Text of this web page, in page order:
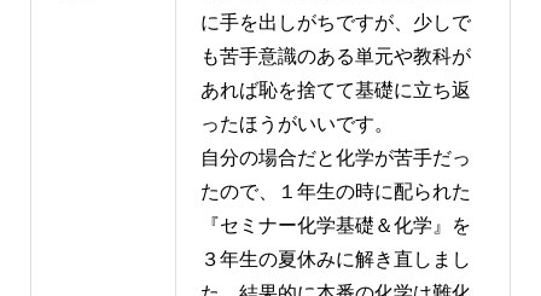
に手を出しがちですが、少しで
も苦手意識のある単元や教科が
あれば恥を捨てて基礎に立ち返
ったほうがいいです。
自分の場合だと化学が苦手だっ
たので、１年生の時に配られた
『セミナー化学基礎＆化学』を
３年生の夏休みに解き直しまし